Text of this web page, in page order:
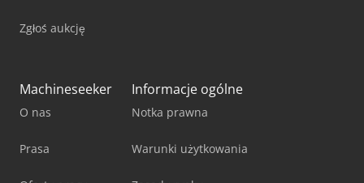
Zgłoś aukcję
Machineseeker
O nas
Prasa
Informacje ogólne
Notka prawna
Warunki użytkowania